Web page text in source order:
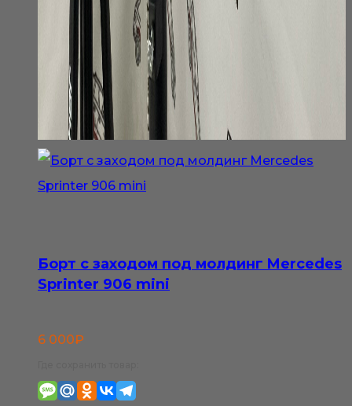
Борт с заходом под молдинг Mercedes
Sprinter 906 mini
6 000₽